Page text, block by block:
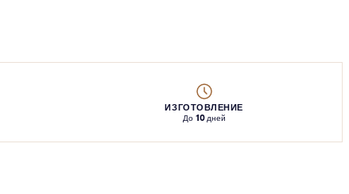
ИЗГОТОВЛЕНИЕ
До 10 дней